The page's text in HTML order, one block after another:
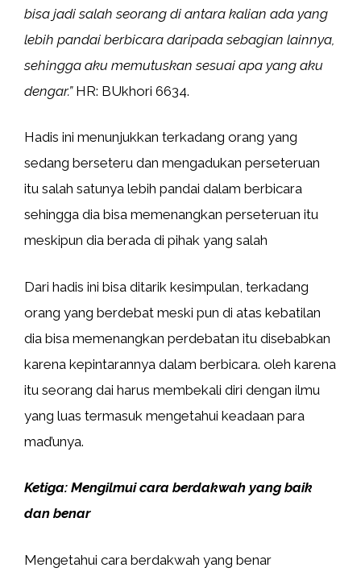
bisa jadi salah seorang di antara kalian ada yang
lebih pandai berbicara daripada sebagian lainnya,
sehingga aku memutuskan sesuai apa yang aku
dengar.”HR: BUkhori 6634.
Hadis ini menunjukkan terkadang orang yang
sedang berseteru dan mengadukan perseteruan
itu salah satunya lebih pandai dalam berbicara
sehingga dia bisa memenangkan perseteruan itu
meskipun dia berada di pihak yang salah
Dari hadis ini bisa ditarik kesimpulan, terkadang
orang yang berdebat meski pun di atas kebatilan
dia bisa memenangkan perdebatan itu disebabkan
karena kepintarannya dalam berbicara. oleh karena
itu seorang dai harus membekali diri dengan ilmu
yang luas termasuk mengetahui keadaan para
mad’unya.
Ketiga: Mengilmui cara berdakwah yang baik
dan benar
Mengetahui cara berdakwah yang benar